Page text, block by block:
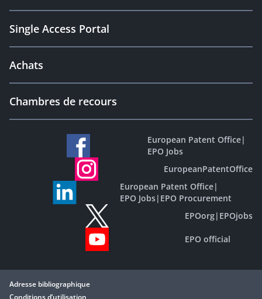
Single Access Portal
Achats
Chambres de recours
European Patent Office|
EPO Jobs
EuropeanPatentOffice
European Patent Office|
EPO Jobs| EPO Procurement
EPOorg| EPOjobs
EPO official
Adresse bibliographique
Conditions d’utilisation